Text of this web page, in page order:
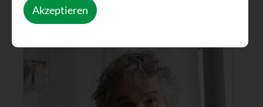
Akzeptieren